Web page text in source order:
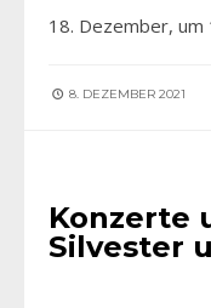
18. Dezember, um
8. DEZEMBER 2021
Konzerte
Silvester